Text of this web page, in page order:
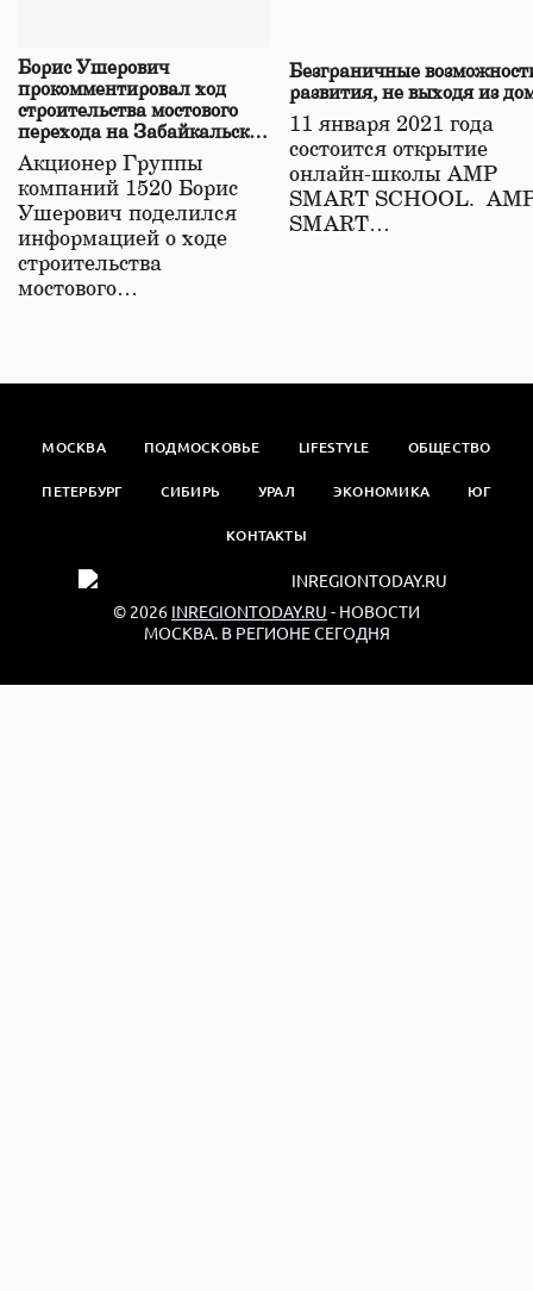
Борис Ушерович
прокомментировал ход
строительства мостового
перехода на Забайкальской
железной дороге
Акционер Группы
компаний 1520 Борис
Ушерович поделился
информацией о ходе
строительства
мостового…
Безграничные
развития, не выходя из
11 января 2021 года
состоится открытие
онлайн-школы АМР
SMART SCHOOL.
SMART…
МОСКВА ПОДМОСКОВЬЕ LIFESTYLE ОБЩЕСТВО
ПЕТЕРБУРГ СИБИРЬ УРАЛ ЭКОНОМИКА ЮГ
КОНТАКТЫ
© 2026 INREGIONTODAY.RU - НОВОСТИ
МОСКВА. В РЕГИОНЕ СЕГОДНЯ